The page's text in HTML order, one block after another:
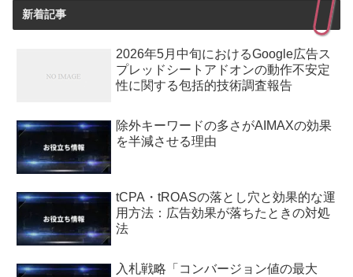
新着記事
2026年5月中旬におけるGoogle広告ス
プレッドシートアドオンの動作不安定
性に関する包括的技術調査報告
除外キーワードの多さがAIMAXの効果
を半減させる理由
tCPA・tROASの落とし穴と効果的な運
用方法：広告効果が落ちたときの対処
法
入札戦略「コンバージョン値の最大